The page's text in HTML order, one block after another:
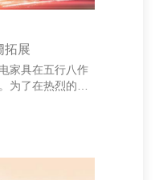
拓展
家具在五行八作
为了在热烈的阛